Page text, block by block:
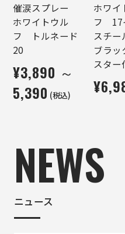
催涙スプレー
ホワイトウル
フ トルネード
20
¥3,890 ～
5,390 (税込)
ホワイ
フ 17
スチ
ブラ
スター
NEWS
ニュース